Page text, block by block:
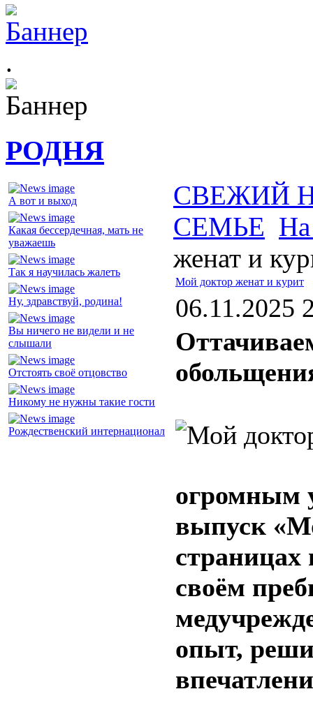
.
РОДНЯ
А вот и выход
Какая бессердечная, мать не
уважаешь
Так я научилась жалеть
Ну, здравствуй, родина!
Вы ничего не видели и не
слышали
Отстоять своё отцовство
Никому не нужны такие гости
Рождественский интернационал
СВЕЖИЙ
СЕМЬЕ На
женат и
Мой доктор женат и курит
06.11.2025
огромным
выпуск
страницах
своём
опыт,